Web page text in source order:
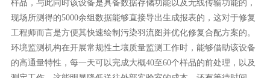
样品，与此同时该设备是具备数据存储功能以及无线传输功能的，
现场所测得的5000余组数据能够直接导出生成报表的，这对于修复
工程师而言是方便其快速绘制污染羽流图并优化修复合配方案的。
环境监测机构在开展常规性土壤质量监测工作时，能够借助该设备
的高通量特性，每一天可以完成大概40至60个样品的前处理，以及